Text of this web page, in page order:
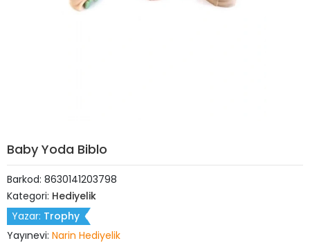
Baby Yoda Biblo
Barkod: 8630141203798
Kategori: Hediyelik
Yazar: Trophy
Yayınevi: Narin Hediyelik